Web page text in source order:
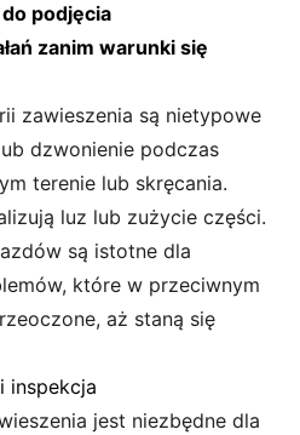
podjęcia
zanim warunki się
zawieszenia są nietypowe
dzwonienie podczas
terenie lub skręcania.
luz lub zużycie części.
są istotne dla
które w przeciwnym
aż staną się
inspekcja
jest niezbędne dla